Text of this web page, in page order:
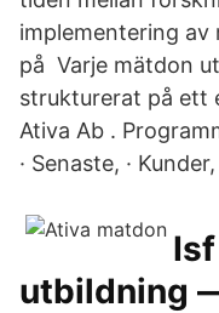
implementering
på Varje mätdon
strukturerat på ett
Ativa Ab .
· Senaste, · Kunder,
utbildning